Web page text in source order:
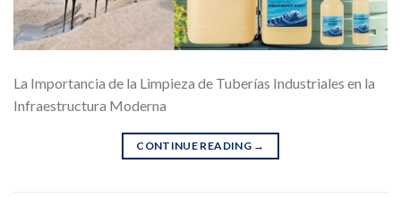
La Importancia de la Limpieza de Tuberías Industriales en la
Infraestructura Moderna
CONTINUE READING →